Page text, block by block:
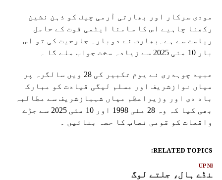
مودی سرکار اور بھارتی آرمی چیف کو ذہن نشین
رکھنا چاہیے اس کا سامنا ایٹمی قوت کے حامل
ریاست سے ہے۔بھارت نے دوبارہ جارحیت کی تو اس
بار 10 مئی 2025 سے زیادہ سخت جواب ملے گا ۔
عبید چوہدری نے یوم تکبیر کی 28 ویں سالگرہ پر
میاں نوازشریف اور مسلم لیگی قیادت کو مبارک
باد دی اور وزیراعظم میاں شہبازشریف سے مطالبہ
بھی کیا کہ وہ 28 مئی 1998 اور 10 مئی 2025 سے جڑے
واقعات کو قومی نصاب کا حصہ بنائیں ۔
RELATED TOPICS:
UP
ہال، جلتے لوگ